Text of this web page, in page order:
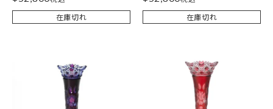
在庫切れ
在庫切れ